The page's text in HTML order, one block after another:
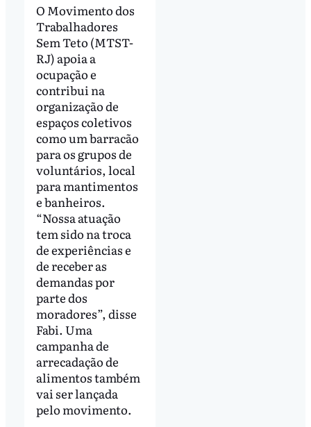
O Movimento dos
Trabalhadores
Sem Teto (MTST-
RJ) apoia a
ocupação e
contribui na
organização de
espaços coletivos
como um barracão
para os grupos de
voluntários, local
para mantimentos
e banheiros.
“Nossa atuação
tem sido na troca
de experiências e
de receber as
demandas por
parte dos
moradores”, disse
Fabi. Uma
campanha de
arrecadação de
alimentos também
vai ser lançada
pelo movimento.